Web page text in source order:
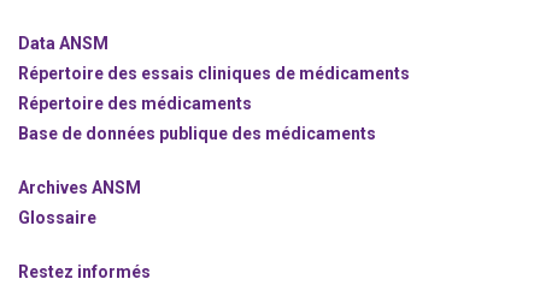
Data ANSM
Répertoire des essais cliniques de médicaments
Répertoire des médicaments
Base de données publique des médicaments
Archives ANSM
Glossaire
Restez informés